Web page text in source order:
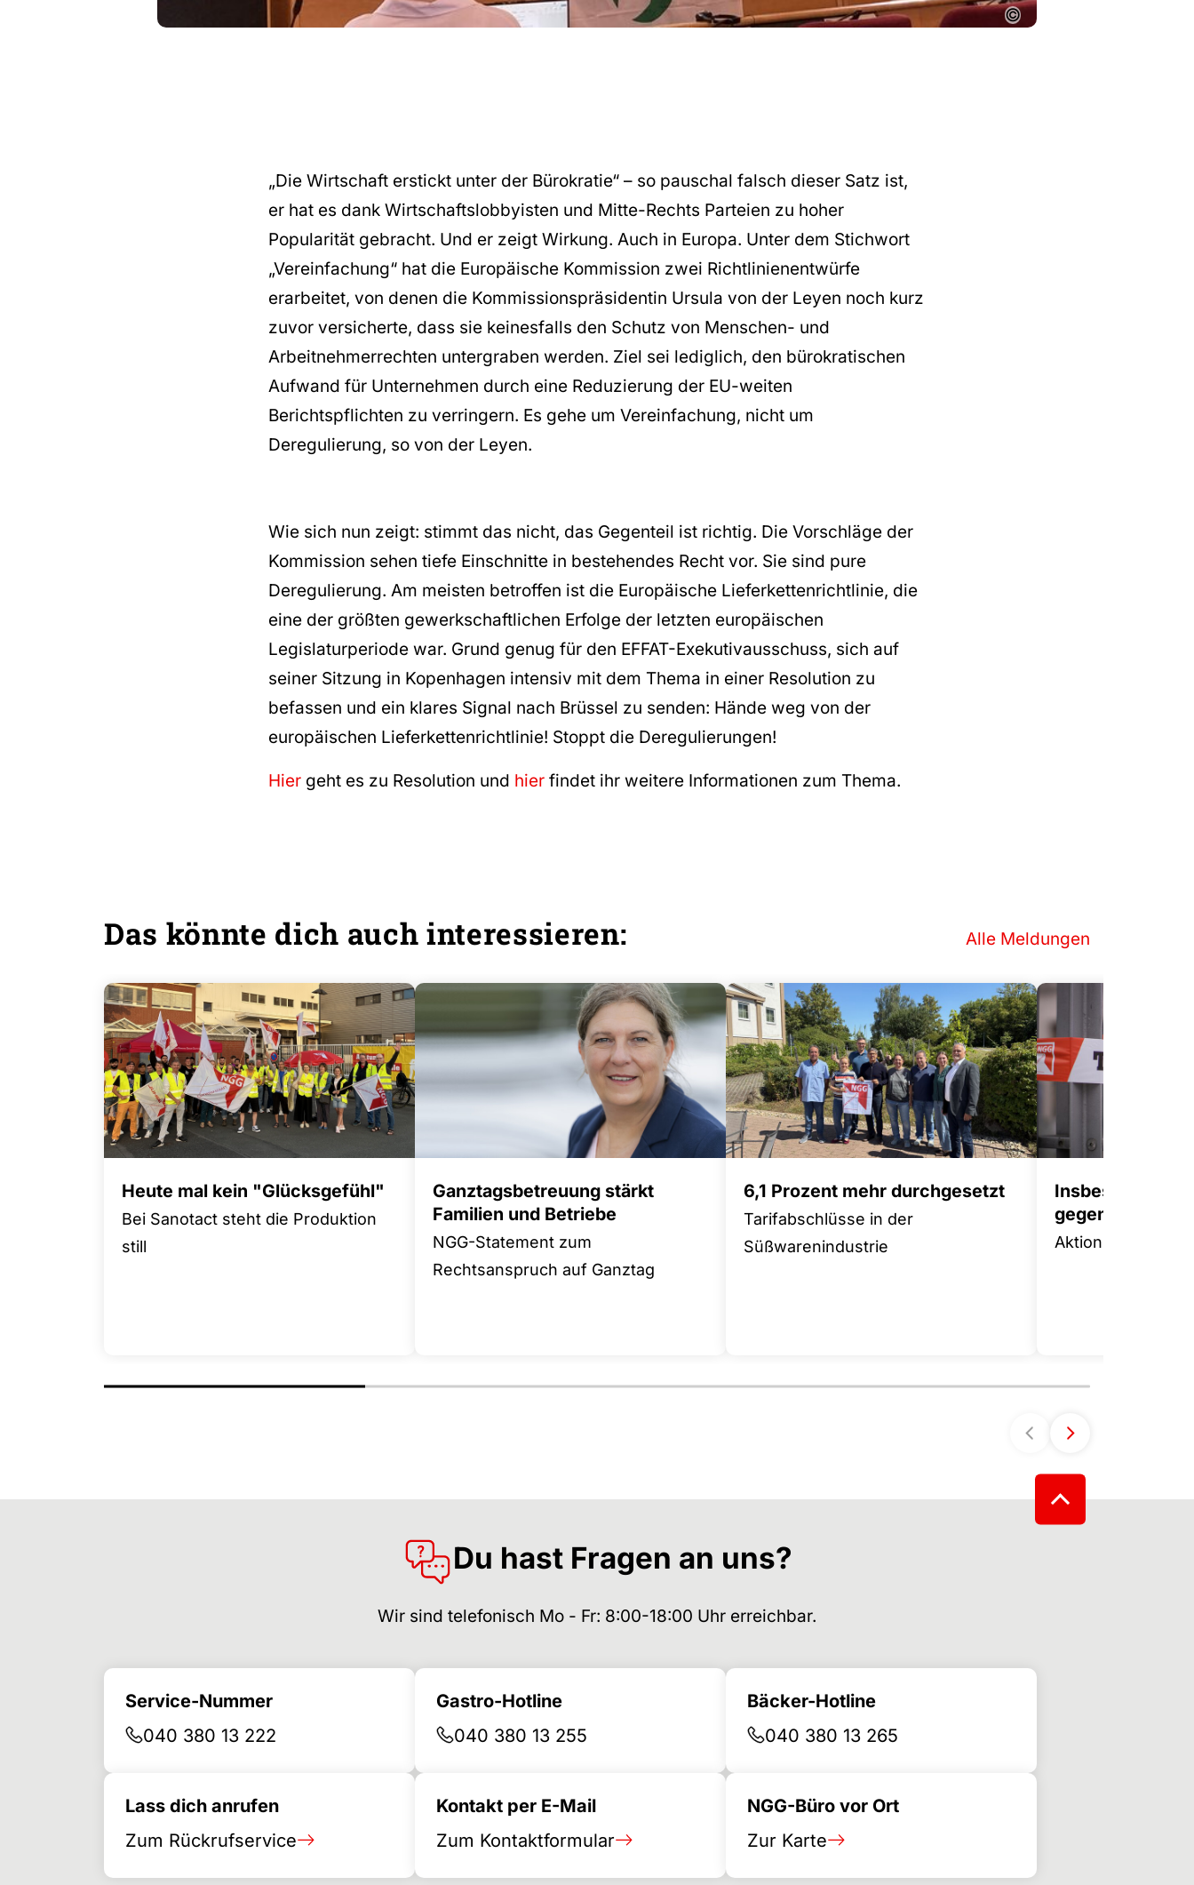
©
„Die Wirtschaft erstickt unter der Bürokratie“ – so pauschal falsch dieser Satz ist,
er hat es dank Wirtschaftslobbyisten und Mitte-Rechts Parteien zu hoher
Popularität gebracht. Und er zeigt Wirkung. Auch in Europa. Unter dem Stichwort
„Vereinfachung“ hat die Europäische Kommission zwei Richtlinienentwürfe
erarbeitet, von denen die Kommissionspräsidentin Ursula von der Leyen noch kurz
zuvor versicherte, dass sie keinesfalls den Schutz von Menschen- und
Arbeitnehmerrechten untergraben werden. Ziel sei lediglich, den bürokratischen
Aufwand für Unternehmen durch eine Reduzierung der EU-weiten
Berichtspflichten zu verringern. Es gehe um Vereinfachung, nicht um
Deregulierung, so von der Leyen.
Wie sich nun zeigt: stimmt das nicht, das Gegenteil ist richtig. Die Vorschläge der
Kommission sehen tiefe Einschnitte in bestehendes Recht vor. Sie sind pure
Deregulierung. Am meisten betroffen ist die Europäische Lieferkettenrichtlinie, die
eine der größten gewerkschaftlichen Erfolge der letzten europäischen
Legislaturperiode war. Grund genug für den EFFAT-Exekutivausschuss, sich auf
seiner Sitzung in Kopenhagen intensiv mit dem Thema in einer Resolution zu
befassen und ein klares Signal nach Brüssel zu senden: Hände weg von der
europäischen Lieferkettenrichtlinie! Stoppt die Deregulierungen!
Hier geht es zu Resolution und hier findet ihr weitere Informationen zum Thema.
Das könnte dich auch interessieren: Alle Meldungen
Heute mal kein "Glücksgefühl"
Bei Sanotact steht die Produktion
still
Ganztagsbetreuung stärkt
Familien und Betriebe
NGG-Statement zum
Rechtsanspruch auf Ganztag
6,1 Prozent mehr durchgesetzt
Tarifabschlüsse in der
Süßwarenindustrie
Insbesondere
gegen
Aktionsplan für
Du hast Fragen an uns?
Wir sind telefonisch Mo - Fr: 8:00-18:00 Uhr erreichbar.
Service-Nummer
040 380 13 222
Gastro-Hotline
040 380 13 255
Bäcker-Hotline
040 380 13 265
Lass dich anrufen
Zum Rückrufservice
Kontakt per E-Mail
Zum Kontaktformular
NGG-Büro vor Ort
Zur Karte